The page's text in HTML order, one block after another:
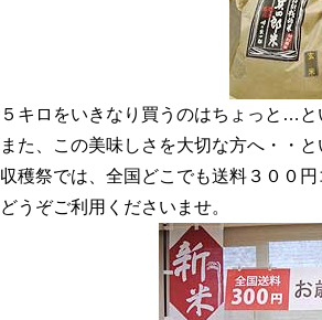
５キロをいきなり買うのはちょっと…と
また、この美味しさを大切な方へ・・
収穫祭では、全国どこでも送料３００
どうぞご利用くださいませ。